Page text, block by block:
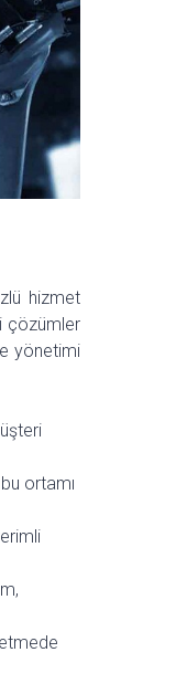
hizmet
çözümler
yönetimi
ortamı